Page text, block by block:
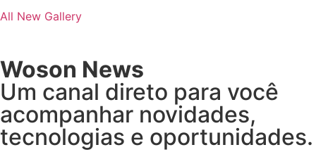
All New Gallery
Woson News
Um canal direto para você
acompanhar novidades,
tecnologias e oportunidades.